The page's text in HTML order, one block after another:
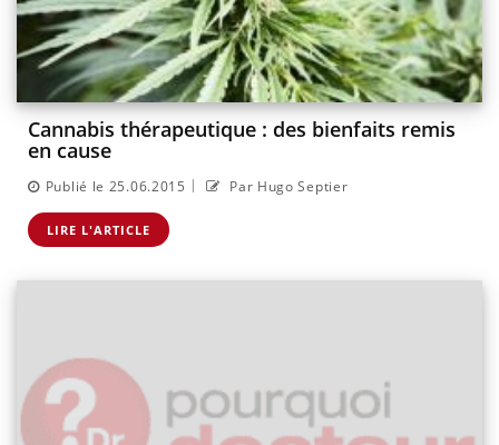
Cannabis thérapeutique : des bienfaits remis
en cause
Publié le 25.06.2015 | Par Hugo Septier
LIRE L'ARTICLE